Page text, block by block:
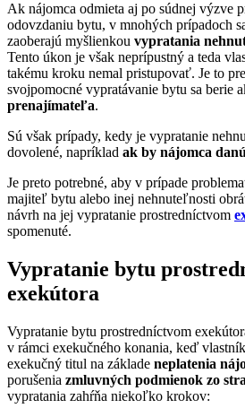
Ak nájomca odmieta aj po súdnej výzve
odovzdaniu bytu, v mnohých prípadoch
zaoberajú myšlienkou vypratania
Tento úkon je však neprípustný a teda
takému kroku nemal pristupovať. Je to
svojpomocné vypratávanie bytu sa berie
prenajímateľa.
Sú však prípady, kedy je vypratanie
dovolené, napríklad ak by nájomca
Je preto potrebné, aby v prípade
majiteľ bytu alebo inej nehnuteľnosti
návrh na jej vypratanie prostredníctvom
spomenuté.
Vypratanie bytu
exekútora
Vypratanie bytu prostredníctvom
v rámci exekučného konania, keď
exekučný titul na základe neplatenia
porušenia zmluvných podmienok zo
vypratania zahŕňa niekoľko krokov: